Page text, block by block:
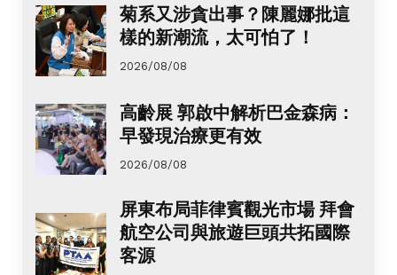
菊系又涉貪出事？陳麗娜批這
樣的新潮流，太可怕了！
2026/08/08
高齡展 郭啟中解析巴金森病：
早發現治療更有效
2026/08/08
屏東布局菲律賓觀光市場 拜會
航空公司與旅遊巨頭共拓國際
客源